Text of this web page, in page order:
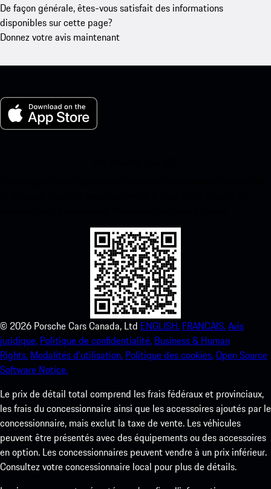
De façon générale, êtes-vous satisfait des informations
disponibles sur cette page?
Donnez votre avis maintenant
© 2026 Porsche Cars Canada, Ltd ENGLISH. FRANCAIS.Avis
juridique. Politique de confidentialité. Business & Human
Rights. Modalités d’utilisation. Politique des cookies.Open Source
Software Notice.
Le prix de détail total comprend les frais fédéraux et provinciaux,
les frais du concessionnaire ainsi que les accessoires ajoutés par le
concessionnaire, mais exclut la taxe de vente. Les véhicules
peuvent être présentés avec des équipements ou des accessoires
en option. Les concessionnaires peuvent vendre à un prix inférieur.
Consultez votre concessionnaire local pour plus de détails.